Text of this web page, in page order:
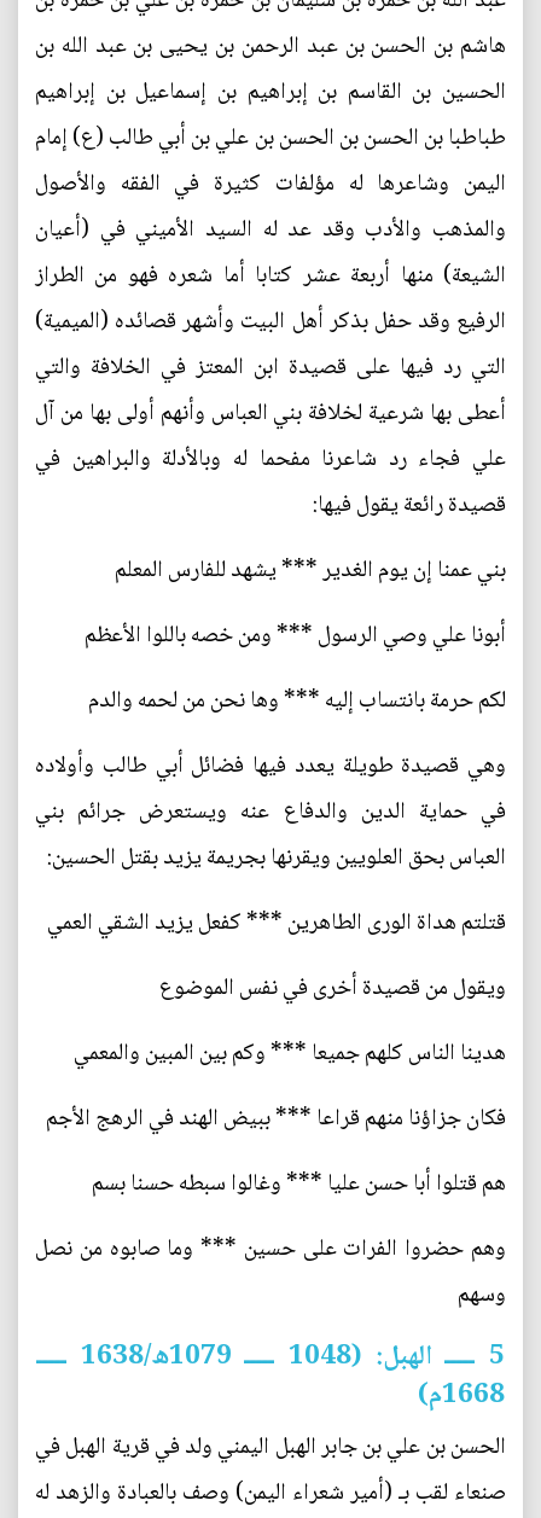
هاشم بن الحسن بن عبد الرحمن بن يحيى بن عبد الله بن
الحسين بن القاسم بن إبراهيم بن إسماعيل بن إبراهيم
طباطبا بن الحسن بن الحسن بن علي بن أبي طالب (ع) إمام
اليمن وشاعرها له مؤلفات كثيرة في الفقه والأصول
والمذهب والأدب وقد عد له السيد الأميني في (أعيان
الشيعة) منها أربعة عشر كتابا أما شعره فهو من الطراز
الرفيع وقد حفل بذكر أهل البيت وأشهر قصائده (الميمية)
التي رد فيها على قصيدة ابن المعتز في الخلافة والتي
أعطى بها شرعية لخلافة بني العباس وأنهم أولى بها من آل
علي فجاء رد شاعرنا مفحما له وبالأدلة والبراهين في
قصيدة رائعة يقول فيها:
بني عمنا إن يوم الغدير *** يشهد للفارس المعلم
أبونا علي وصي الرسول *** ومن خصه باللوا الأعظم
لكم حرمة بانتساب إليه *** وها نحن من لحمه والدم
وهي قصيدة طويلة يعدد فيها فضائل أبي طالب وأولاده
في حماية الدين والدفاع عنه ويستعرض جرائم بني
العباس بحق العلويين ويقرنها بجريمة يزيد بقتل الحسين:
قتلتم هداة الورى الطاهرين *** كفعل يزيد الشقي العمي
ويقول من قصيدة أخرى في نفس الموضوع
هدينا الناس كلهم جميعا *** وكم بين المبين والمعمي
فكان جزاؤنا منهم قراعا *** ببيض الهند في الرهج الأجم
هم قتلوا أبا حسن عليا *** وغالوا سبطه حسنا بسم
وهم حضروا الفرات على حسين *** وما صابوه من نصل
وسهم
5 ـــــ الهبل: (1048 ـــــ 1079ه/1638 ـــــ
1668م)
الحسن بن علي بن جابر الهبل اليمني ولد في قرية الهبل في
صنعاء لقب بـ (أمير شعراء اليمن) وصف بالعبادة والزهد له